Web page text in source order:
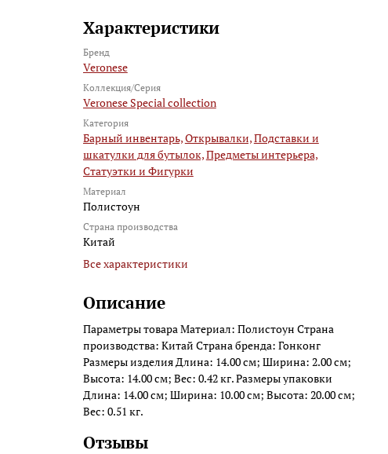
Характеристики
Бренд
Veronese
Коллекция/Серия
Veronese Special collection
Категория
Барный инвентарь,Открывалки,Подставки и
шкатулки для бутылок,Предметы интерьера,
Статуэтки и Фигурки
Материал
Полистоун
Страна производства
Китай
Все характеристики
Описание
Параметры товара Материал: Полистоун Страна
производства: Китай Страна бренда: Гонконг
Размеры изделия Длина: 14.00 см; Ширина: 2.00 см;
Высота: 14.00 см; Вес: 0.42 кг. Размеры упаковки
Длина: 14.00 см; Ширина: 10.00 см; Высота: 20.00 см;
Вес: 0.51 кг.
Отзывы